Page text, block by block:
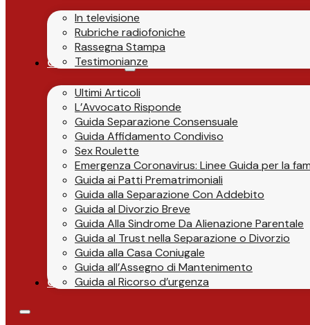
In televisione
Rubriche radiofoniche
Rassegna Stampa
Testimonianze
Guide & News
Ultimi Articoli
L’Avvocato Risponde
Guida Separazione Consensuale
Guida Affidamento Condiviso
Sex Roulette
Emergenza Coronavirus: Linee Guida per la
Guida ai Patti Prematrimoniali
Guida alla Separazione Con Addebito
Guida al Divorzio Breve
Guida Alla Sindrome Da Alienazione Parentale
Guida al Trust nella Separazione o Divorzio
Guida alla Casa Coniugale
Guida all’Assegno di Mantenimento
Guida al Ricorso d’urgenza
Contatti